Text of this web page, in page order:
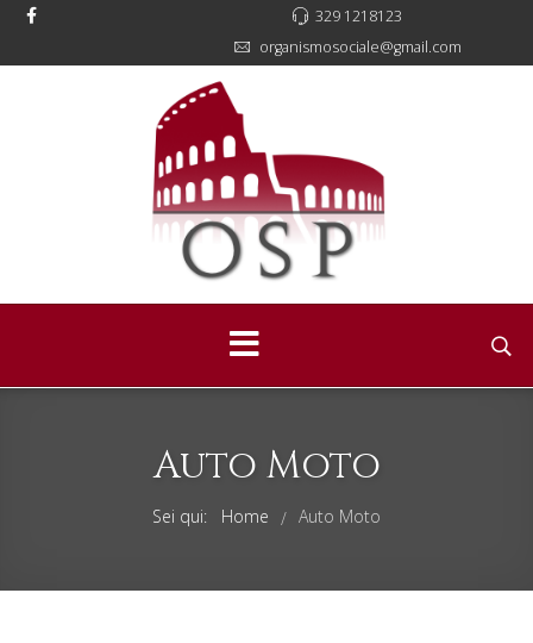
329 1218123
organismosociale@gmail.com
Auto Moto
Sei qui: Home / Auto Moto